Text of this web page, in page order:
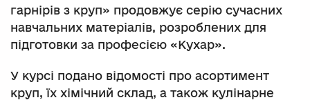
гарнірів з круп» продовжує серію сучасних
навчальних матеріалів, розроблених для
підготовки за професією «Кухар».
У курсі подано відомості про асортимент
круп, їх хімічний склад, а також кулінарне